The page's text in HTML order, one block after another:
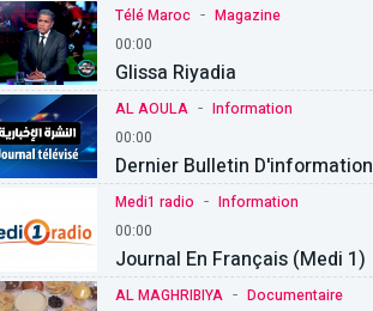
Télé Maroc - Magazine
00:00
Glissa Riyadia
AL AOULA - Information
00:00
Dernier Bulletin D'information
Medi1 radio - Information
00:00
Journal En Français (Medi 1)
AL MAGHRIBIYA - Documentaire